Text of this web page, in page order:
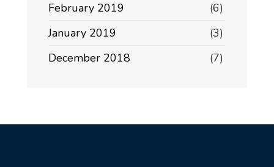
February 2019
(6)
January 2019
(3)
December 2018
(7)